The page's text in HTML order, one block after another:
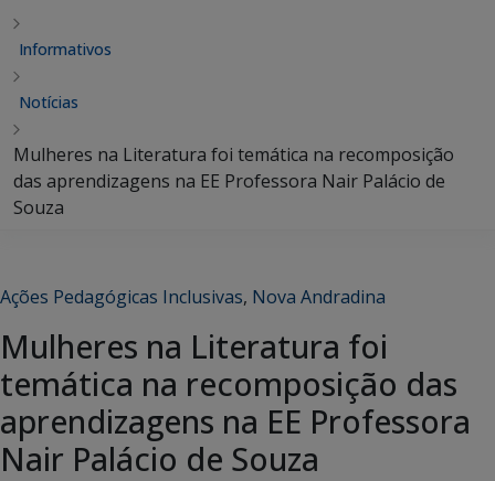
Informativos
Notícias
Mulheres na Literatura foi temática na recomposição
das aprendizagens na EE Professora Nair Palácio de
Souza
Ações Pedagógicas Inclusivas, Nova Andradina
Mulheres na Literatura foi
temática na recomposição das
aprendizagens na EE Professora
Nair Palácio de Souza